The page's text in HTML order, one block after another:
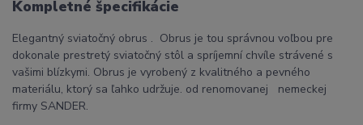
Kompletné špecifikácie
Elegantný sviatočný obrus . Obrus je tou správnou voľbou pre
dokonale prestretý sviatočný stôl a spríjemní chvíle strávené s
vašimi blízkymi. Obrus je vyrobený z kvalitného a pevného
materiálu, ktorý sa ľahko udržuje. od renomovanej nemeckej
firmy SANDER.